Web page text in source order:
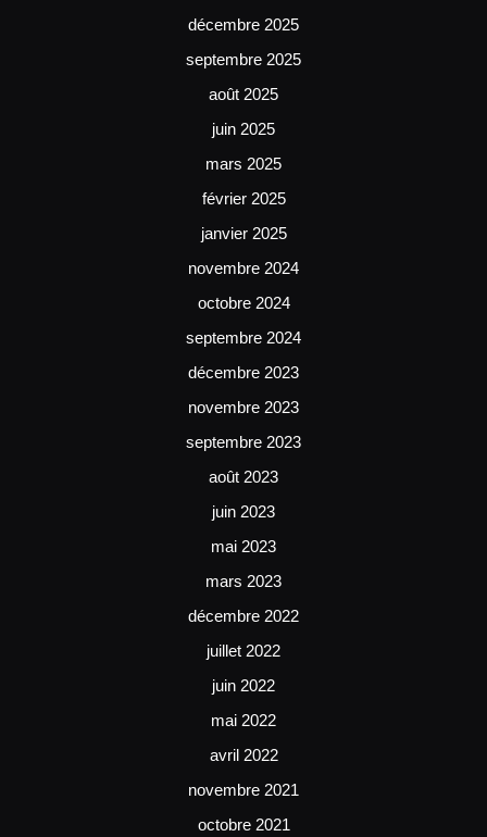
décembre 2025
septembre 2025
août 2025
juin 2025
mars 2025
février 2025
janvier 2025
novembre 2024
octobre 2024
septembre 2024
décembre 2023
novembre 2023
septembre 2023
août 2023
juin 2023
mai 2023
mars 2023
décembre 2022
juillet 2022
juin 2022
mai 2022
avril 2022
novembre 2021
octobre 2021